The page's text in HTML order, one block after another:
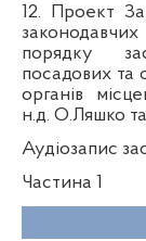
12. Проект
порядку
посадових та
органів
н.д. О.Ляшко та
Аудіозапис
Частина 1